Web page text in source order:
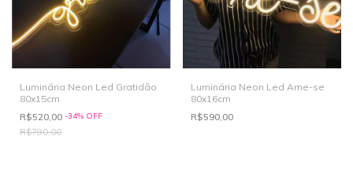
Luminária Neon Led Gratidão
80x15cm
R$520,00 -34% OFF
R$790,00
Luminária Neon Led Ame-se
80x16cm
R$590,00